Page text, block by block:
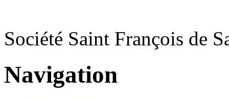
Société Saint François de
Navigation